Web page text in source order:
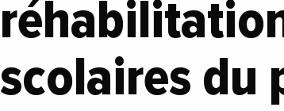
scolaires du